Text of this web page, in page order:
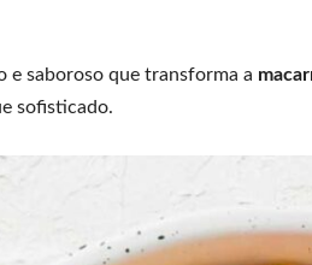
e saboroso que transforma a
sofisticado.